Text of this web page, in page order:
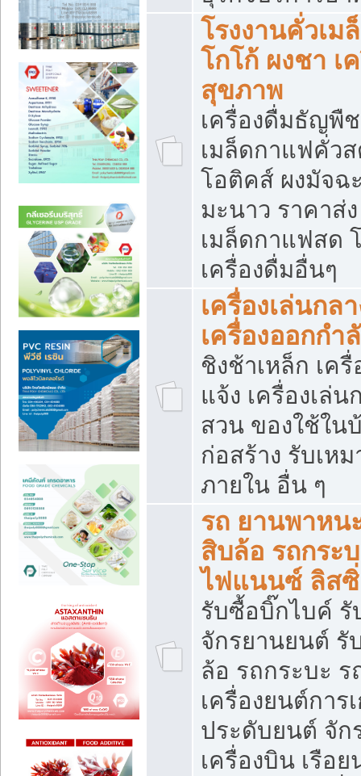
โรงงานคั่วเม
โกโก้ ผงชา เ
สุขภาพ
เครื่องดื่มธัญพื
เมล็ดกาแฟคั่ว
โอติคส์ ผงมัจฉ
มะนาว ราคาส่
เมล็ดกาแฟสด
เครื่องดื่มอื่นๆ
เครื่องเล่นกล
เครื่องออกกำ
ชิงช้าเหล็ก เค
แจ้ง เครื่องเล่น
สวน ของใช้ใน
ก่อสร้าง รับเห
ภายใน อื่น ๆ
รถ ยานพาหน
สิบล้อ รถกระ
ไฟแนนซ์ ลิส
รับซื้อบิ๊กไบค์
จักรยานยนต์ รั
ล้อ รถกระบะ
เครื่องยนต์การ
ประดับยนต์ จัก
เครื่องบิน เรือ